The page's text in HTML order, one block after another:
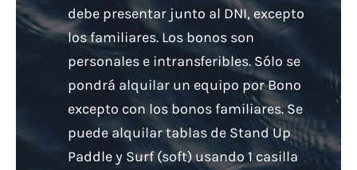
debe presentar junto al DNI, excepto
los familiares. Los bonos son
personales e intransferibles. Sólo se
pondrá alquilar un equipo por Bono
excepto con los bonos familiares. Se
puede alquilar tablas de Stand Up
Paddle y Surf (soft) usando 1 casilla